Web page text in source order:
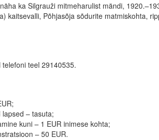
ka Silgrauži mitmeharulist mändi,
kaitsevalli, Põhjasõja sõdurite matmiskohta,
teel 29140535.
– tasuta;
kuni – 1 EUR inimese kohta;
– 50 EUR.